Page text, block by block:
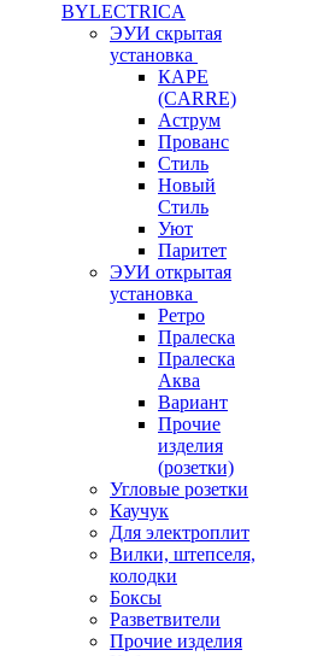
BYLECTRICA
ЭУИ скрытая
установка
КАРЕ
(CARRE)
Аструм
Прованс
Стиль
Новый
Стиль
Уют
Паритет
ЭУИ открытая
установка
Ретро
Пралеска
Пралеска
Аква
Вариант
Прочие
изделия
(розетки)
Угловые розетки
Каучук
Для электроплит
Вилки, штепселя,
колодки
Боксы
Разветвители
Прочие изделия